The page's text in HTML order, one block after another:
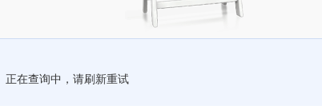
正在查询中，请刷新重试